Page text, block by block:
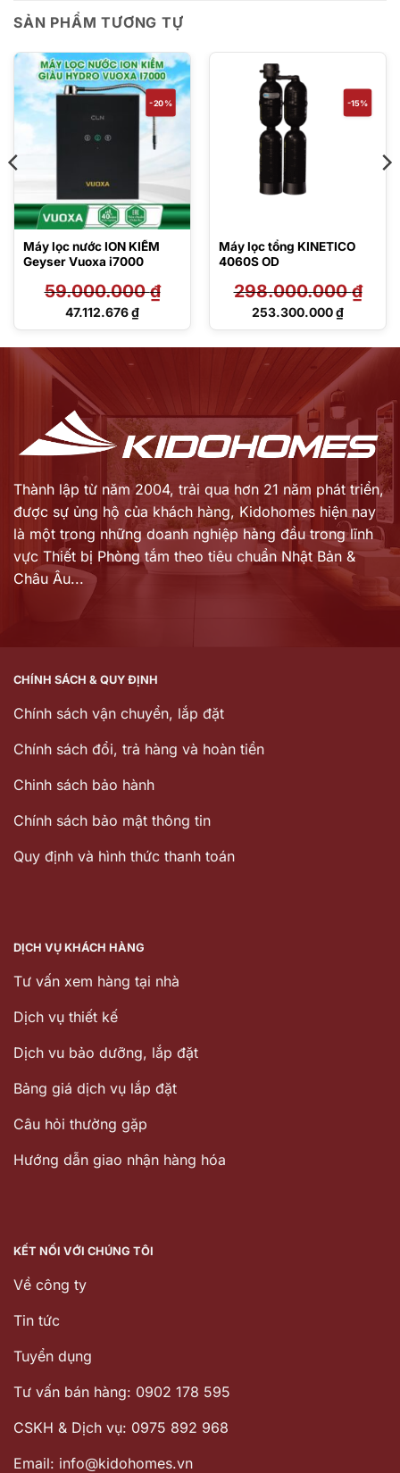
SẢN PHẨM TƯƠNG TỰ
-20%
Máy lọc nước ION KIỀM
Geyser Vuoxa i7000
59.000.000₫
Giá
47.112.676₫
Giá
-15%
Máy lọc tổng KINETICO
4060S OD
298.000.000₫
Giá
298.000.000 ₫.
253.300.000₫
Giá
253.300.000 ₫.
Thành lập từ năm 2004, trải qua hơn 21 năm phát triển,
được sự ủng hộ của khách hàng, Kidohomes hiện nay
là một trong những doanh nghiệp hàng đầu trong lĩnh
vực Thiết bị Phòng tắm theo tiêu chuẩn Nhật Bản &
Châu Âu...
CHÍNH SÁCH & QUY ĐỊNH
Chính sách vận chuyển, lắp đặt
Chính sách đổi, trả hàng và hoàn tiền
Chinh sách bảo hành
Chính sách bảo mật thông tin
Quy định và hình thức thanh toán
DỊCH VỤ KHÁCH HÀNG
Tư vấn xem hàng tại nhà
Dịch vụ thiết kế
Dịch vu bảo dưỡng, lắp đặt
Bảng giá dịch vụ lắp đặt
Câu hỏi thường gặp
Hướng dẫn giao nhận hàng hóa
KẾT NỐI VỚI CHÚNG TÔI
Về công ty
Tin tức
Tuyển dụng
Tư vấn bán hàng: 0902 178 595
CSKH & Dịch vụ: 0975 892 968
Email: info@kidohomes.vn